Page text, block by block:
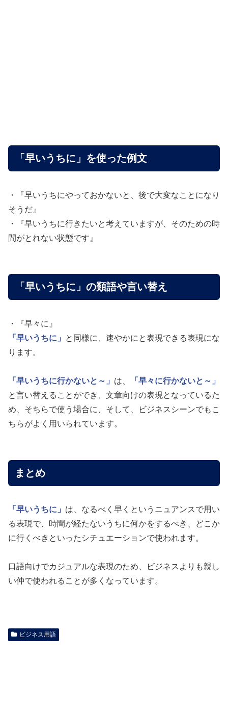
「早いうちに」を使った例文
・『早いうちにやっておかないと、後で大変なことになり
そうだ』
・『早いうちに行きたいと考えていますが、そのための時
間がとれない状態です』
「早いうちに」の類語や言い替え
・『早々に』
「早いうちに」
と同様に、速やかにと表現できる表現にな
ります。
「早いうちに行かないと～」 は、
「早々に行かないと～」
と言い替えることができ、文章向けの表現となっているた
め、そちらで使う場合に、そして、ビジネスシーンでもこ
ちらがよく用いられています。
まとめ
「早いうちに」 は、なるべく早くというニュアンスで用い
る表現で、時間が経たないうちに何かをするべき、どこか
に行くべきといったシチュエーションで使われます。
口語向けでカジュアルな表現のため、ビジネスよりも親し
い仲で使われることが多くなっています。
ビジネス用語